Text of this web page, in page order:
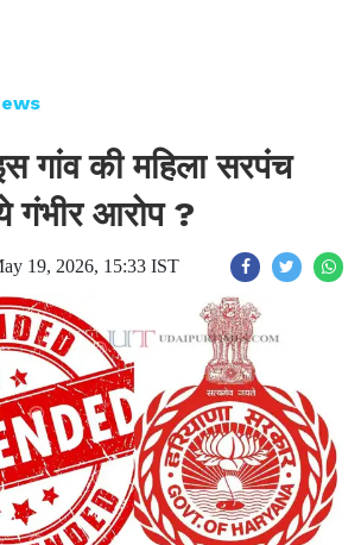
गांव की महिला सरपंच
गंभीर आरोप ?
19, 2026, 15:33 IST